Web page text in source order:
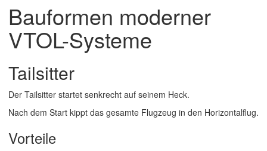
Bauformen moderner
VTOL-Systeme
Tailsitter
Der Tailsitter startet senkrecht auf seinem Heck.
Nach dem Start kippt das gesamte Flugzeug in den Horizontalflug.
Vorteile